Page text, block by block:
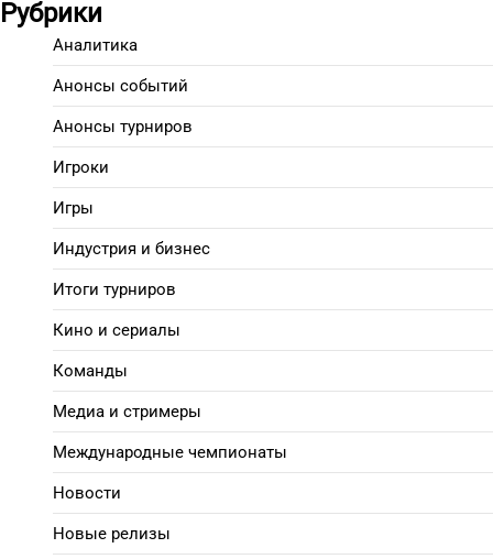
Рубрики
Аналитика
Анонсы событий
Анонсы турниров
Игроки
Игры
Индустрия и бизнес
Итоги турниров
Кино и сериалы
Команды
Медиа и стримеры
Международные чемпионаты
Новости
Новые релизы